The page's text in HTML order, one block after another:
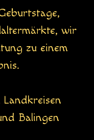
wir
zu einem
Balingen